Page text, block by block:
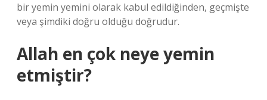
bir yemin yemini olarak kabul edildiğinden, geçmişte
veya şimdiki doğru olduğu doğrudur.
Allah en çok neye yemin
etmiştir?